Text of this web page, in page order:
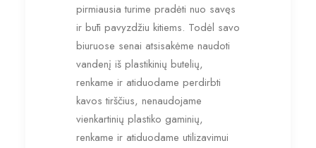
pirmiausia turime pradėti nuo savęs
ir būti pavyzdžiu kitiems. Todėl savo
biuruose senai atsisakėme naudoti
vandenį iš plastikinių butelių,
renkame ir atiduodame perdirbti
kavos tirščius, nenaudojame
vienkartinių plastiko gaminių,
renkame ir atiduodame utilizavimui